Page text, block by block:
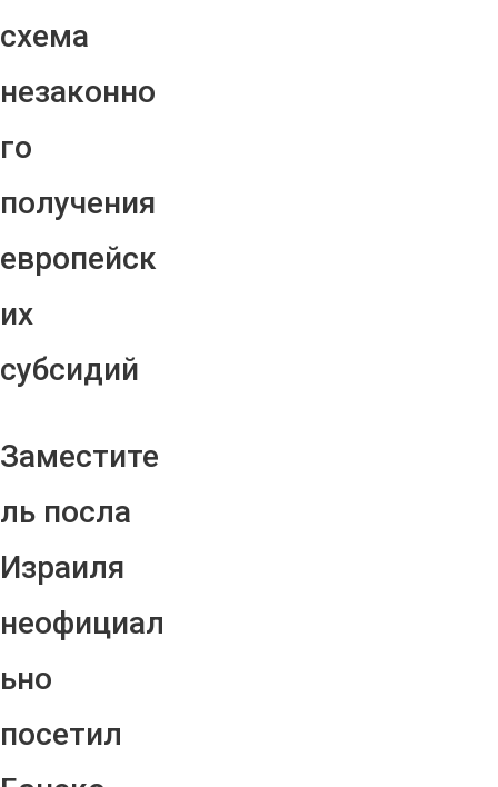
схема
незаконно
го
получения
европейск
их
субсидий
Заместите
ль посла
Израиля
неофициал
ьно
посетил